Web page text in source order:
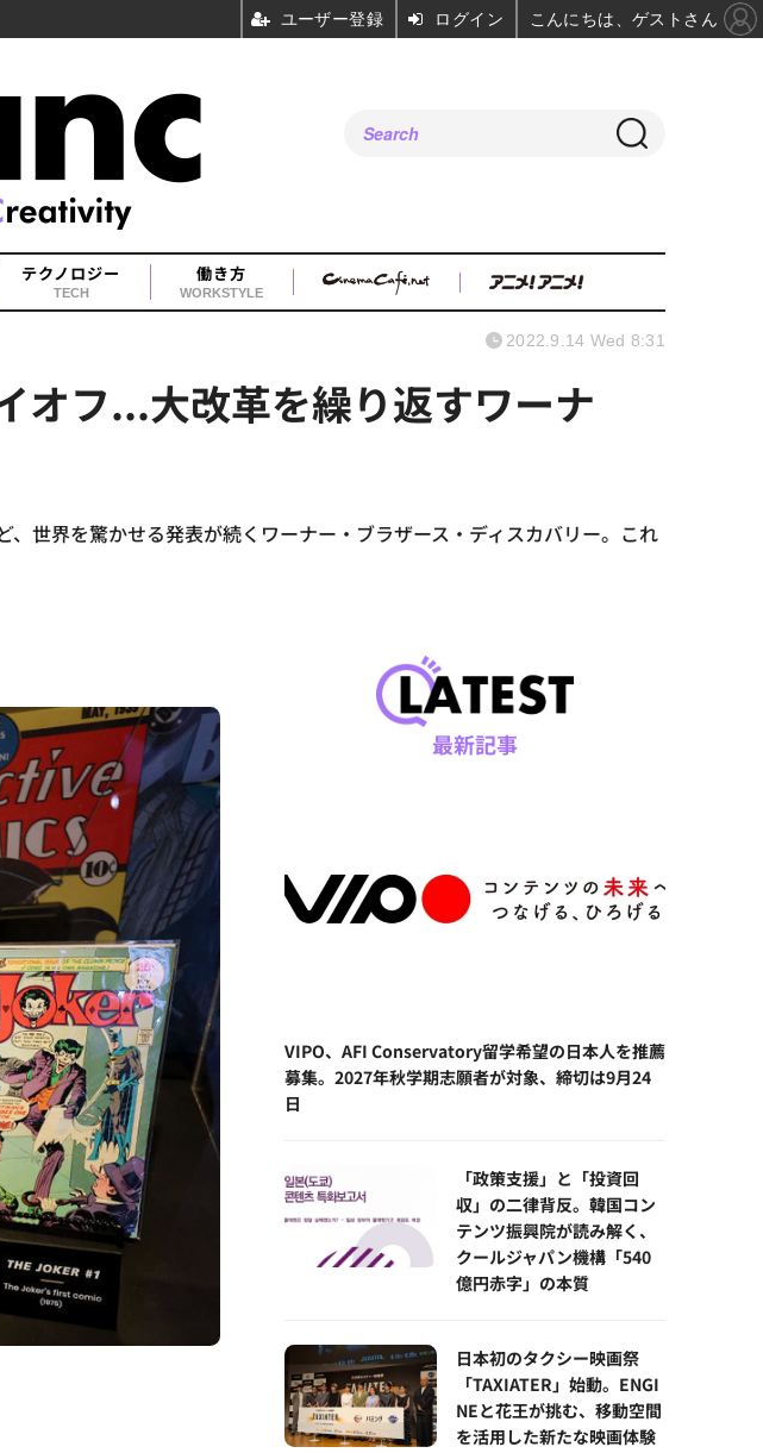
テクノロジー
TECH
働き方
WORKSTYLE
オフ...大改革を繰り返すワーナ
世界を驚かせる発表が続くワーナー・ブラザース・ディスカバリー。これ
2022.9.14 Wed 8:31
最新記事
VIPO、AFI Conservatory留学希望の日本人を推薦
募集。2027年秋学期志願者が対象、締切は9月24
日
「政策支援」と「投資回
収」の二律背反。韓国コン
テンツ振興院が読み解く、
クールジャパン機構「540
億円赤字」の本質
日本初のタクシー映画祭
「TAXIATER」始動。ENGI
NEと花王が挑む、移動空間
を活用した新たな映画体験
ユーザー登録 ログイン こんにちは、ゲストさん